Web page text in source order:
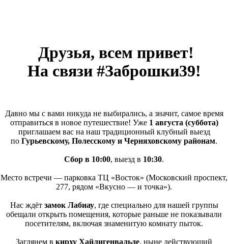
Друзья, всем привет!
На связи #Заброшки39!
Давно мы с вами никуда не выбирались, а значит, самое время
отправиться в новое путешествие! Уже 1 августа (суббота)
приглашаем вас на наш традиционный клубный выезд
по Гурьевскому, Полесскому и Черняховскому районам.
Сбор в 10:00, выезд в 10:30.
Место встречи — парковка ТЦ «Восток» (Московский проспект,
277, рядом «Вкусно — и точка»).
Нас ждёт замок Лабиау, где специально для нашей группы
обещали открыть помещения, которые раньше не показывали
посетителям, включая знаменитую комнату пыток.
Заглянем в кирху Хайлигенвальде, ныне действующий